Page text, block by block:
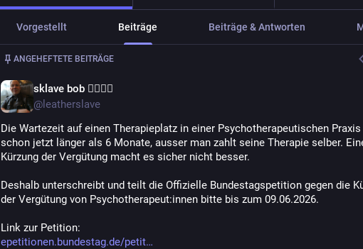
Vorgestellt Beiträge Beiträge & Antworten
ANGEHEFTETE BEITRÄGE
sklave bob 🏳️‍🌈🖤🔐
@leatherslave
Die Wartezeit auf einen Therapieplatz in einer Psychotherapeutischen
schon jetzt länger als 6 Monate, ausser man zahlt seine Therapie selber.
Kürzung der Vergütung macht es sicher nicht besser.
Deshalb unterschreibt und teilt die Offizielle Bundestagspetition gegen die
der Vergütung von Psychotherapeut:innen bitte bis zum 09.06.2026.
Link zur Petition:
epetitionen.bundestag.de/petit